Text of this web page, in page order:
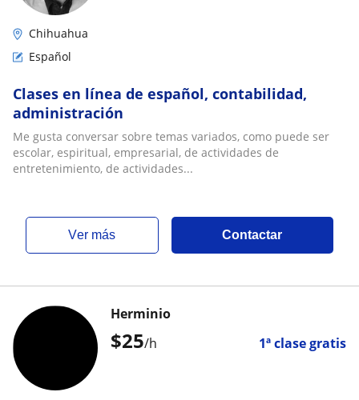
Chihuahua
Español
Clases en línea de español, contabilidad,
administración
Me gusta conversar sobre temas variados, como puede ser
escolar, espiritual, empresarial, de actividades de
entretenimiento, de actividades...
ver más Contactar
$25/h 1ª clase gratis
Herminio